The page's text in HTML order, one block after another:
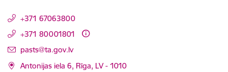
+371 67063800
+371 80001801
E-pasts:
pasts@ta.gov.lv
Antonijas iela 6, Rīga, LV - 1010